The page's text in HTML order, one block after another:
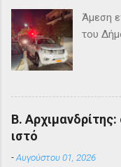
Άμεση
του
Β.
ιστό
-Αυγούστου 01, 2026